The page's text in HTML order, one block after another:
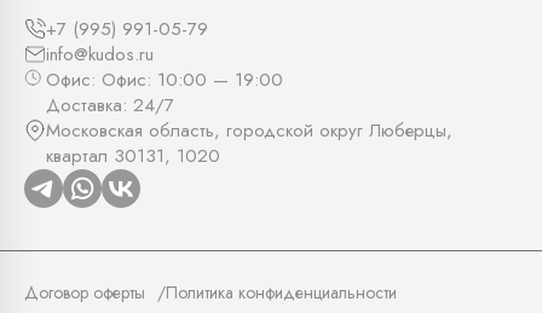
+7 (995) 991-05-79
info@kudos.ru
Офис: Офис: 10:00 — 19:00
Доставка: 24/7
Московская область, городской округ Люберцы,
квартал 30131, 1020
Договор оферты Политика конфиденциальности